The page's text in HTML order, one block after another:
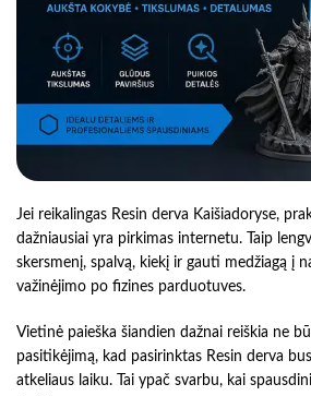
Jei reikalingas Resin derva Kaišiadoryse,
dažniausiai yra pirkimas internetu. Taip
skersmenį, spalvą, kiekį ir gauti medžiagą į
važinėjimo po fizines parduotuves.
Vietinė paieška šiandien dažnai reiškia ne
pasitikėjimą, kad pasirinktas Resin derva
atkeliaus laiku. Tai ypač svarbu, kai